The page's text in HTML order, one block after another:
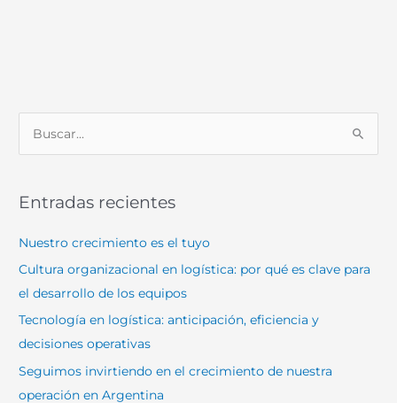
c
r
:
Entradas recientes
Nuestro crecimiento es el tuyo
Cultura organizacional en logística: por qué es clave para
el desarrollo de los equipos
Tecnología en logística: anticipación, eficiencia y
decisiones operativas
Seguimos invirtiendo en el crecimiento de nuestra
operación en Argentina